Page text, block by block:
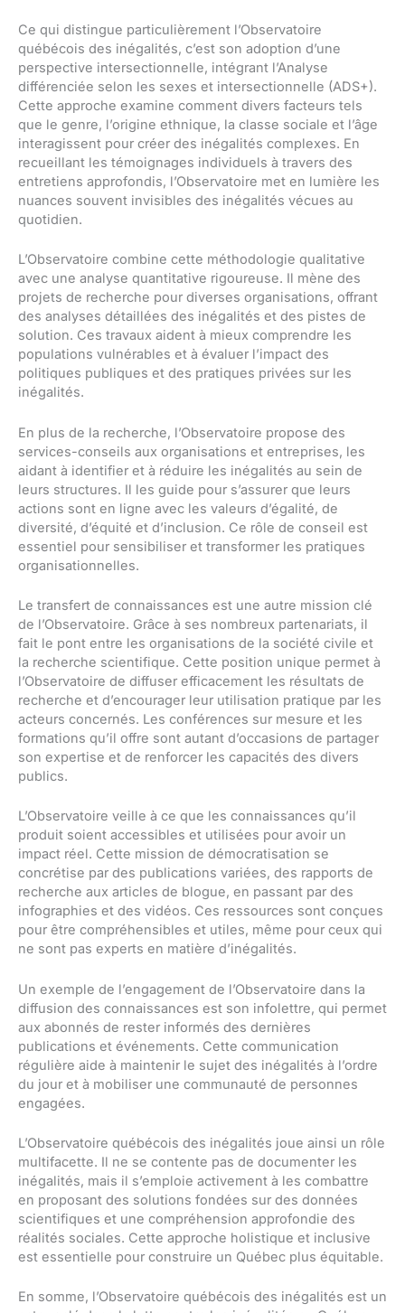
Ce qui distingue particulièrement l’Observatoire
québécois des inégalités, c’est son adoption d’une
perspective intersectionnelle, intégrant l’Analyse
différenciée selon les sexes et intersectionnelle (ADS+).
Cette approche examine comment divers facteurs tels
que le genre, l’origine ethnique, la classe sociale et l’âge
interagissent pour créer des inégalités complexes. En
recueillant les témoignages individuels à travers des
entretiens approfondis, l’Observatoire met en lumière les
nuances souvent invisibles des inégalités vécues au
quotidien.
L’Observatoire combine cette méthodologie qualitative
avec une analyse quantitative rigoureuse. Il mène des
projets de recherche pour diverses organisations, offrant
des analyses détaillées des inégalités et des pistes de
solution. Ces travaux aident à mieux comprendre les
populations vulnérables et à évaluer l’impact des
politiques publiques et des pratiques privées sur les
inégalités.
En plus de la recherche, l’Observatoire propose des
services-conseils aux organisations et entreprises, les
aidant à identifier et à réduire les inégalités au sein de
leurs structures. Il les guide pour s’assurer que leurs
actions sont en ligne avec les valeurs d’égalité, de
diversité, d’équité et d’inclusion. Ce rôle de conseil est
essentiel pour sensibiliser et transformer les pratiques
organisationnelles.
Le transfert de connaissances est une autre mission clé
de l’Observatoire. Grâce à ses nombreux partenariats, il
fait le pont entre les organisations de la société civile et
la recherche scientifique. Cette position unique permet à
l’Observatoire de diffuser efficacement les résultats de
recherche et d’encourager leur utilisation pratique par les
acteurs concernés. Les conférences sur mesure et les
formations qu’il offre sont autant d’occasions de partager
son expertise et de renforcer les capacités des divers
publics.
L’Observatoire veille à ce que les connaissances qu’il
produit soient accessibles et utilisées pour avoir un
impact réel. Cette mission de démocratisation se
concrétise par des publications variées, des rapports de
recherche aux articles de blogue, en passant par des
infographies et des vidéos. Ces ressources sont conçues
pour être compréhensibles et utiles, même pour ceux qui
ne sont pas experts en matière d’inégalités.
Un exemple de l’engagement de l’Observatoire dans la
diffusion des connaissances est son infolettre, qui permet
aux abonnés de rester informés des dernières
publications et événements. Cette communication
régulière aide à maintenir le sujet des inégalités à l’ordre
du jour et à mobiliser une communauté de personnes
engagées.
L’Observatoire québécois des inégalités joue ainsi un rôle
multifacette. Il ne se contente pas de documenter les
inégalités, mais il s’emploie activement à les combattre
en proposant des solutions fondées sur des données
scientifiques et une compréhension approfondie des
réalités sociales. Cette approche holistique et inclusive
est essentielle pour construire un Québec plus équitable.
En somme, l’Observatoire québécois des inégalités est un